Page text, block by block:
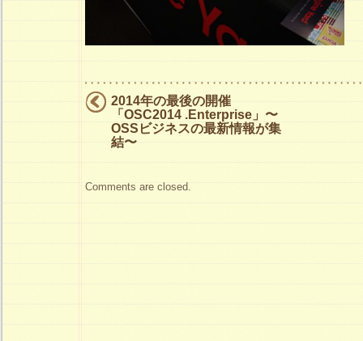
2014年の最後の開催
「OSC2014 .Enterprise」〜
OSSビジネスの最新情報が集
結〜
Comments are closed.